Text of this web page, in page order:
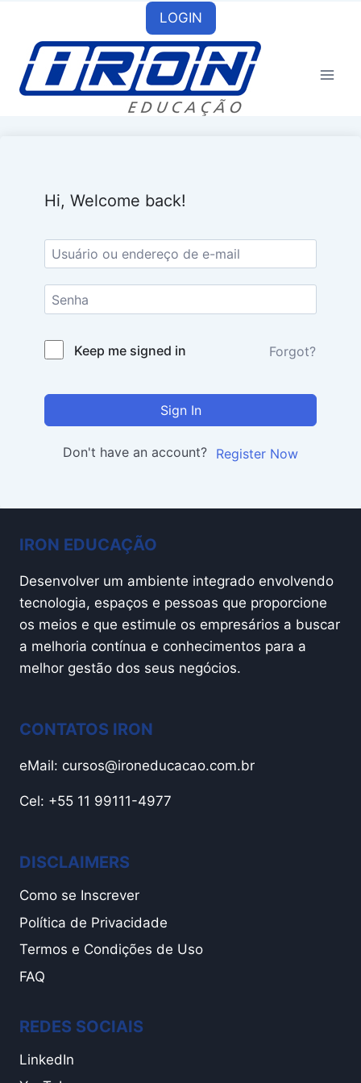
content
LOGIN
Hi, Welcome back!
Keep me signed in Forgot?
Sign In
Don't have an account? Register Now
IRON EDUCAÇÃO
Desenvolver um ambiente integrado envolvendo
tecnologia, espaços e pessoas que proporcione
os meios e que estimule os empresários a buscar
a melhoria contínua e conhecimentos para a
melhor gestão dos seus negócios.
CONTATOS IRON
eMail: cursos@ironeducacao.com.br
Cel: +55 11 99111-4977
DISCLAIMERS
Como se Inscrever
Política de Privacidade
Termos e Condições de Uso
FAQ
REDES SOCIAIS
LinkedIn